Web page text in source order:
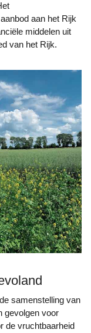
aan het Rijk
middelen uit
van het Rijk.
gevolgen voor
de vruchtbaarheid